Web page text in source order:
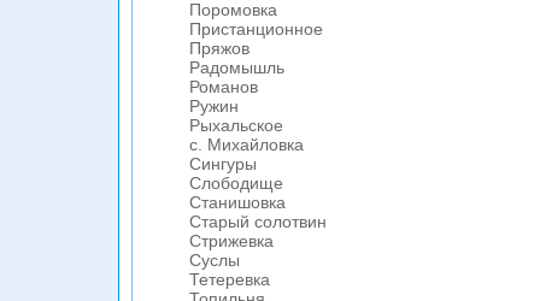
Поромовка
Пристанционное
Пряжов
Радомышль
Романов
Ружин
Рыхальское
с. Михайловка
Сингуры
Слободище
Станишовка
Старый солотвин
Стрижевка
Суслы
Тетеревка